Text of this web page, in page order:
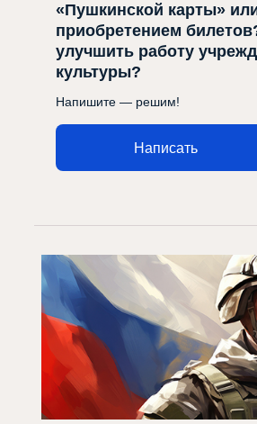
«Пушкинской карты»
приобретением
улучшить работу
культуры?
Напишите — решим!
Написать